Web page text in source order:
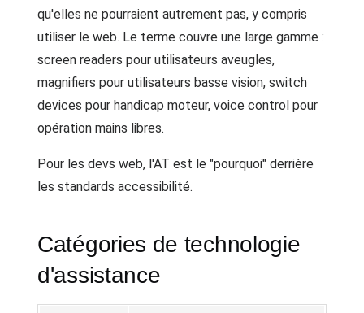
qu'elles ne pourraient autrement pas, y compris
utiliser le web. Le terme couvre une large gamme :
screen readers pour utilisateurs aveugles,
magnifiers pour utilisateurs basse vision, switch
devices pour handicap moteur, voice control pour
opération mains libres.
Pour les devs web, l'AT est le "pourquoi" derrière
les standards accessibilité.
Catégories de technologie
d'assistance